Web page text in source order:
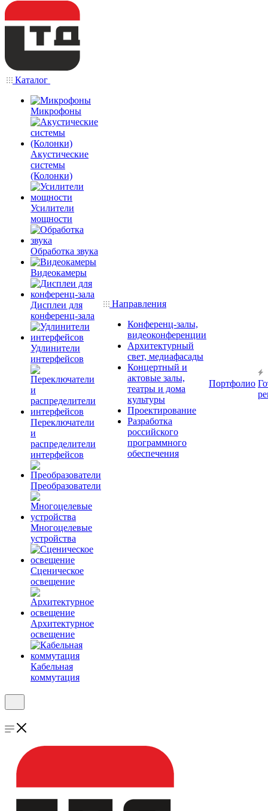
Каталог
Микрофоны
Акустические
системы
(Колонки)
Усилители
мощности
Обработка звука
Видеокамеры
Дисплеи для
конференц-зала
Удлинители
интерфейсов
Переключатели
и
распределители
интерфейсов
Преобразователи
Многоцелевые
устройства
Сценическое
освещение
Архитектурное
освещение
Кабельная
коммутация
Направления
Конференц-залы,
видеоконференции
Архитектурный
свет, медиафасады
Концертный и
актовые залы,
театры и дома
культуры
Проектирование
Разработка
российского
программного
обеспечения
Портфолио